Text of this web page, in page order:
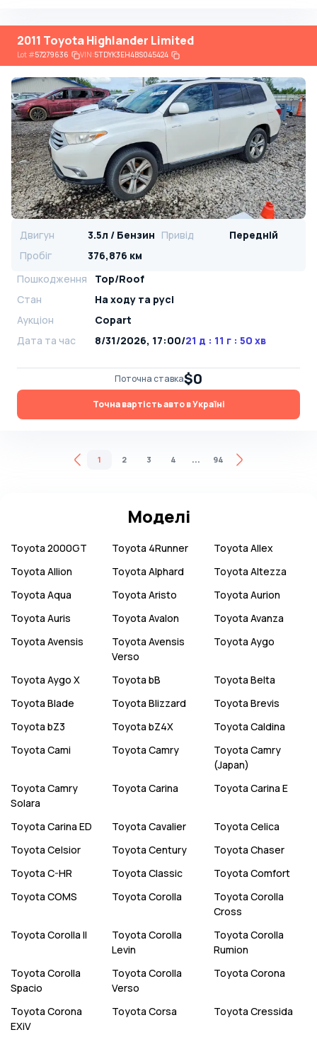
2011 Toyota Highlander Limited
Lot#57279636 VIN:5TDYK3EH4BS045424
Двигун 3.5л / Бензин Привід
Передній
Пробіг
376,876 км
Пошкодження
Top/Roof
Стан
На ​​ходу та русі
Аукціон
Copart
Дата та час
8/31/2026, 17:00/21 д : 11 г : 50 хв
Поточна ставка$0
Точна вартість авто в Україні
1 2 3 4 ... 94
Моделі
Toyota 2000GT Toyota 4Runner Toyota Allex
Toyota Allion Toyota Alphard Toyota Altezza
Toyota Aqua Toyota Aristo Toyota Aurion
Toyota Auris Toyota Avalon Toyota Avanza
Toyota Avensis Toyota Avensis
Verso
Toyota Aygo
Toyota Aygo X Toyota bB Toyota Belta
Toyota Blade Toyota Blizzard Toyota Brevis
Toyota bZ3 Toyota bZ4X Toyota Caldina
Toyota Cami Toyota Camry Toyota Camry
(Japan)
Toyota Camry
Solara
Toyota Carina Toyota Carina E
Toyota Carina ED Toyota Cavalier Toyota Celica
Toyota Celsior Toyota Century Toyota Chaser
Toyota C-HR Toyota Classic Toyota Comfort
Toyota COMS Toyota Corolla Toyota Corolla
Cross
Toyota Corolla II Toyota Corolla
Levin
Toyota Corolla
Rumion
Toyota Corolla
Spacio
Toyota Corolla
Verso
Toyota Corona
Toyota Corona
EXiV
Toyota Corsa Toyota Cressida